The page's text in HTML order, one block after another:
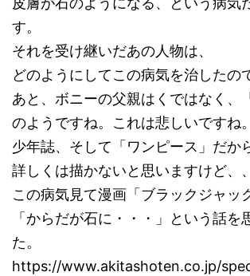
す。
それを受け継いだあの人物は、
どのようにしてこの病気を治したの
あと、ボニーの父親はくではなく、
のようですね。これは悲しいですね。
少年誌、そして「ワンピース」だか
詳しくは描かないと思いますけど、
この病気見て漫画「ブラックジャッ
「からだが石に・・・」という話を
た。
https://www.akitashoten.co.jp/